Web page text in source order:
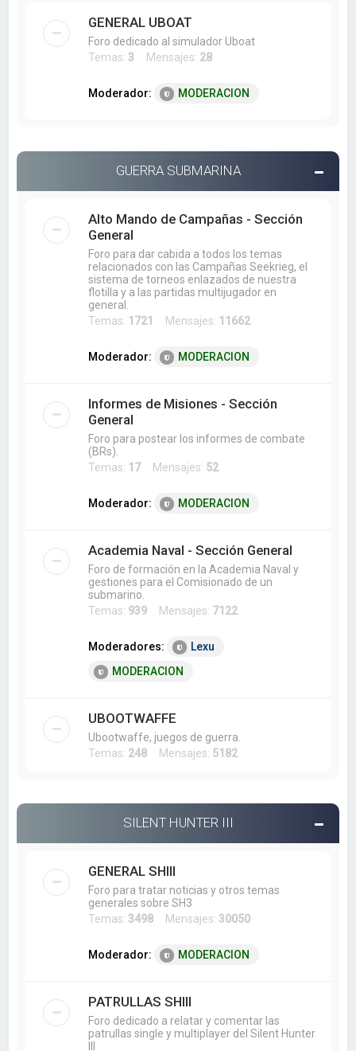
GENERAL UBOAT
Foro dedicado al simulador Uboat
Temas: 3 Mensajes: 28
Moderador: MODERACION
GUERRA SUBMARINA
Alto Mando de Campañas - Sección
General
Foro para dar cabida a todos los temas
relacionados con las Campañas Seekrieg, el
sistema de torneos enlazados de nuestra
flotilla y a las partidas multijugador en
general.
Temas: 1721 Mensajes: 11662
Moderador: MODERACION
Informes de Misiones - Sección
General
Foro para postear los informes de combate
(BRs).
Temas: 17Mensajes: 52
Moderador: MODERACION
Academia Naval - Sección General
Foro de formación en la Academia Naval y
gestiones para el Comisionado de un
submarino.
Temas: 939 Mensajes: 7122
Moderadores:
Lexu
MODERACION
UBOOTWAFFE
Ubootwaffe, juegos de guerra.
Temas: 248 Mensajes: 5182
SILENT HUNTER III
GENERAL SHIII
Foro para tratar noticias y otros temas
generales sobre SH3
Temas: 3498 Mensajes: 30050
Moderador: MODERACION
PATRULLAS SHIII
Foro dedicado a relatar y comentar las
patrullas single y multiplayer del Silent Hunter